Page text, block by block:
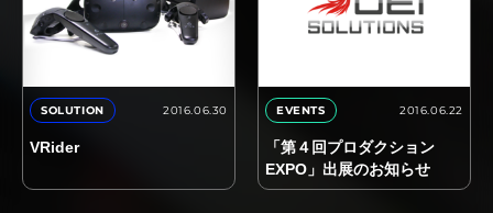
SOLUTION 2016.06.30
VRider
EVENTS 2016.06.22
「第４回プロダクション
EXPO」出展のお知らせ